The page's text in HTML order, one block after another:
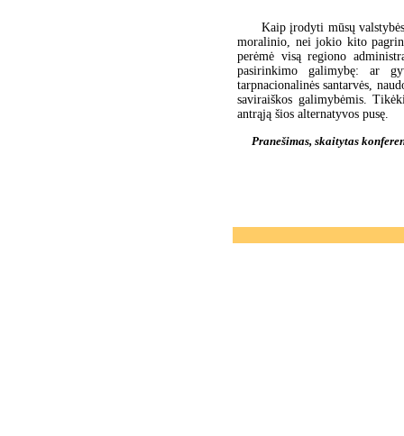
Kaip įrodyti mūsų
moralinio, nei jokio kito
perėmė visą regiono
pasirinkimo galimybę: ar
tarpnacionalinės santarvės,
saviraiškos galimybėmis.
antrąją šios alternatyvos pusę.
Pranešimas, skaitytas